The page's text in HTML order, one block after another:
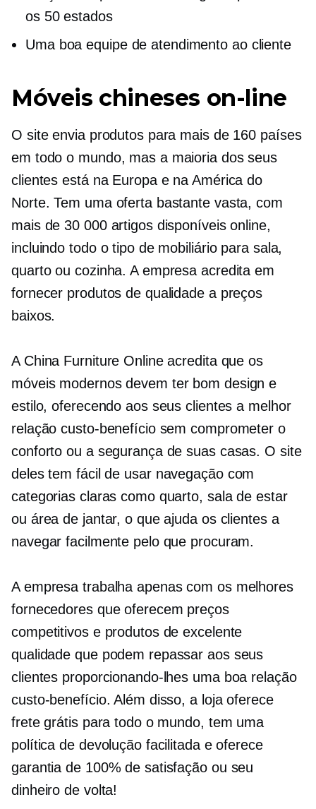
os 50 estados
Uma boa equipe de atendimento ao cliente
Móveis chineses on-line
O site envia produtos para mais de 160 países
em todo o mundo, mas a maioria dos seus
clientes está na Europa e na América do
Norte. Tem uma oferta bastante vasta, com
mais de 30 000 artigos disponíveis online,
incluindo todo o tipo de mobiliário para sala,
quarto ou cozinha. A empresa acredita em
fornecer produtos de qualidade a preços
baixos.
A China Furniture Online acredita que os
móveis modernos devem ter bom design e
estilo, oferecendo aos seus clientes a melhor
relação custo-benefício sem comprometer o
conforto ou a segurança de suas casas. O site
deles temfácil de usarnavegação com
categorias claras como quarto, sala de estar
ou área de jantar, o que ajuda os clientes a
navegar facilmente pelo que procuram.
A empresa trabalha apenas com os melhores
fornecedores que oferecem preços
competitivos e produtos de excelente
qualidade que podem repassar aos seus
clientes proporcionando-lhes uma boa relação
custo-benefício. Além disso, a loja oferece
frete grátis para todo o mundo, tem uma
política de devolução facilitada e oferece
garantia de 100% de satisfação ou seu
dinheiro de volta!